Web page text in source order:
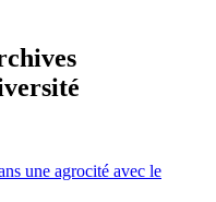
une agrocité avec le